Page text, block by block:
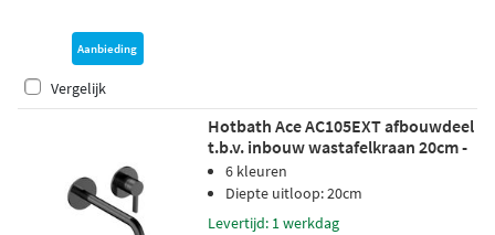
Aanbieding
Vergelijk
Hotbath Ace AC105EXT afbouwdeel
t.b.v. inbouw wastafelkraan 20cm -
gepolijst zwart pvd
6 kleuren
Diepte uitloop: 20cm
Levertijd: 1 werkdag